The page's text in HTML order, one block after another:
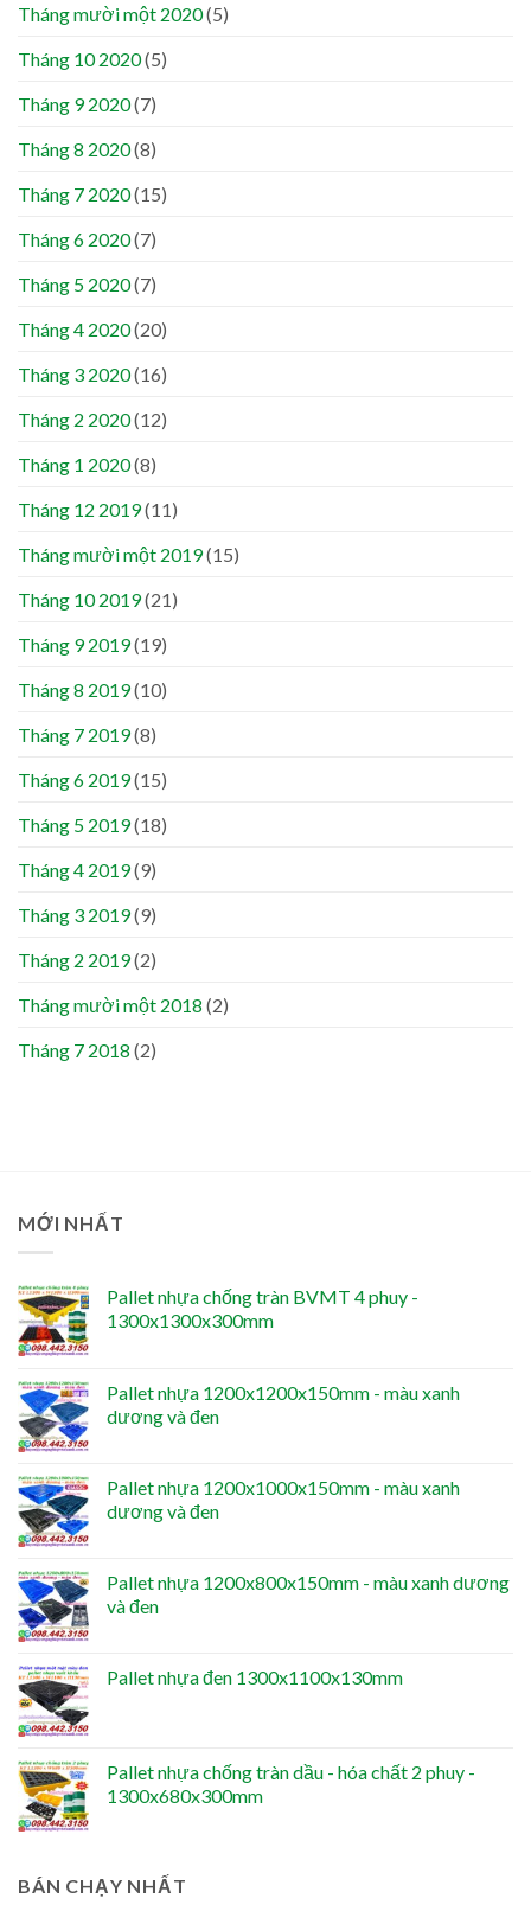
Tháng mười một 2020(5)
Tháng 10 2020(5)
Tháng 9 2020(7)
Tháng 8 2020(8)
Tháng 7 2020(15)
Tháng 6 2020(7)
Tháng 5 2020(7)
Tháng 4 2020(20)
Tháng 3 2020(16)
Tháng 2 2020(12)
Tháng 1 2020(8)
Tháng 12 2019(11)
Tháng mười một 2019(15)
Tháng 10 2019(21)
Tháng 9 2019(19)
Tháng 8 2019(10)
Tháng 7 2019(8)
Tháng 6 2019(15)
Tháng 5 2019(18)
Tháng 4 2019(9)
Tháng 3 2019(9)
Tháng 2 2019(2)
Tháng mười một 2018 (2)
Tháng 7 2018 (2)
MỚI NHẤT
Pallet nhựa chống tràn BVMT 4 phuy -
1300x1300x300mm
Pallet nhựa 1200x1200x150mm - màu xanh
dương và đen
Pallet nhựa 1200x1000x150mm - màu xanh
dương và đen
Pallet nhựa 1200x800x150mm - màu xanh dương
và đen
Pallet nhựa đen 1300x1100x130mm
Pallet nhựa chống tràn dầu - hóa chất 2 phuy -
1300x680x300mm
BÁN CHẠY NHẤT